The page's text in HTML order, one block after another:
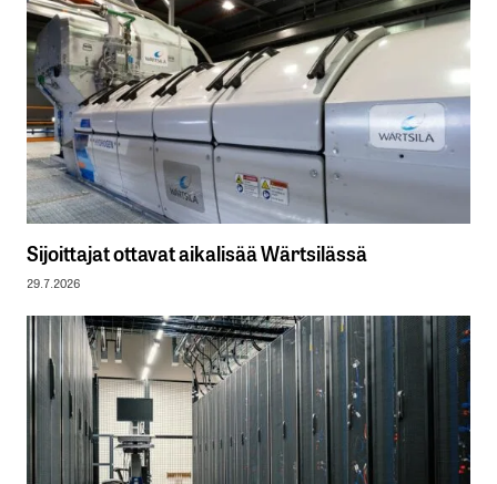
Sijoittajat ottavat aikalisää Wärtsilässä
29.7.2026